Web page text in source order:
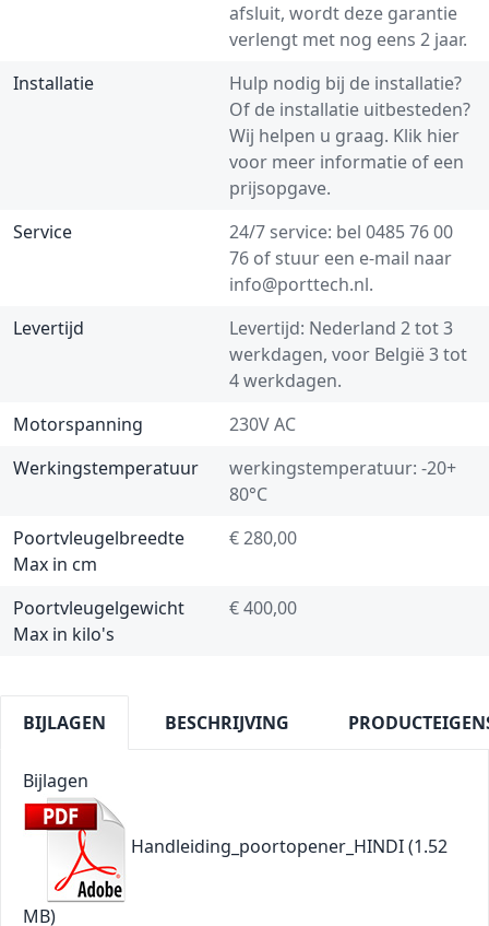
afsluit, wordt deze garantie
verlengt met nog eens 2 jaar.
Installatie
Hulp nodig bij de installatie?
Of de installatie uitbesteden?
Wij helpen u graag. Klik hier
voor meer informatie of een
prijsopgave.
Service
24/7 service: bel 0485 76 00
76 of stuur een e-mail naar
info@porttech.nl.
Levertijd
Levertijd: Nederland 2 tot 3
werkdagen, voor België 3 tot
4 werkdagen.
Motorspanning
230V AC
Werkingstemperatuur
werkingstemperatuur: -20+
80°C
Poortvleugelbreedte
Max in cm
€ 280,00
Poortvleugelgewicht
Max in kilo's
€ 400,00
BIJLAGEN BESCHRIJVING
Bijlagen
Handleiding_poortopener_HINDI(1.52
MB)